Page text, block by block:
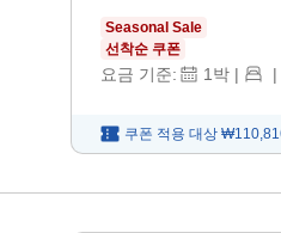
Seasonal Sale
선착순 쿠폰
요금 기준: 1박 | |
쿠폰 적용 대상